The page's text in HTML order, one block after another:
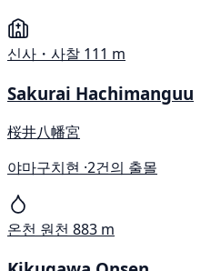
신사・사찰 111 m
Sakurai Hachimanguu
桜井八幡宮
야마구치현 ·2건의 출몰
온천 원천 883 m